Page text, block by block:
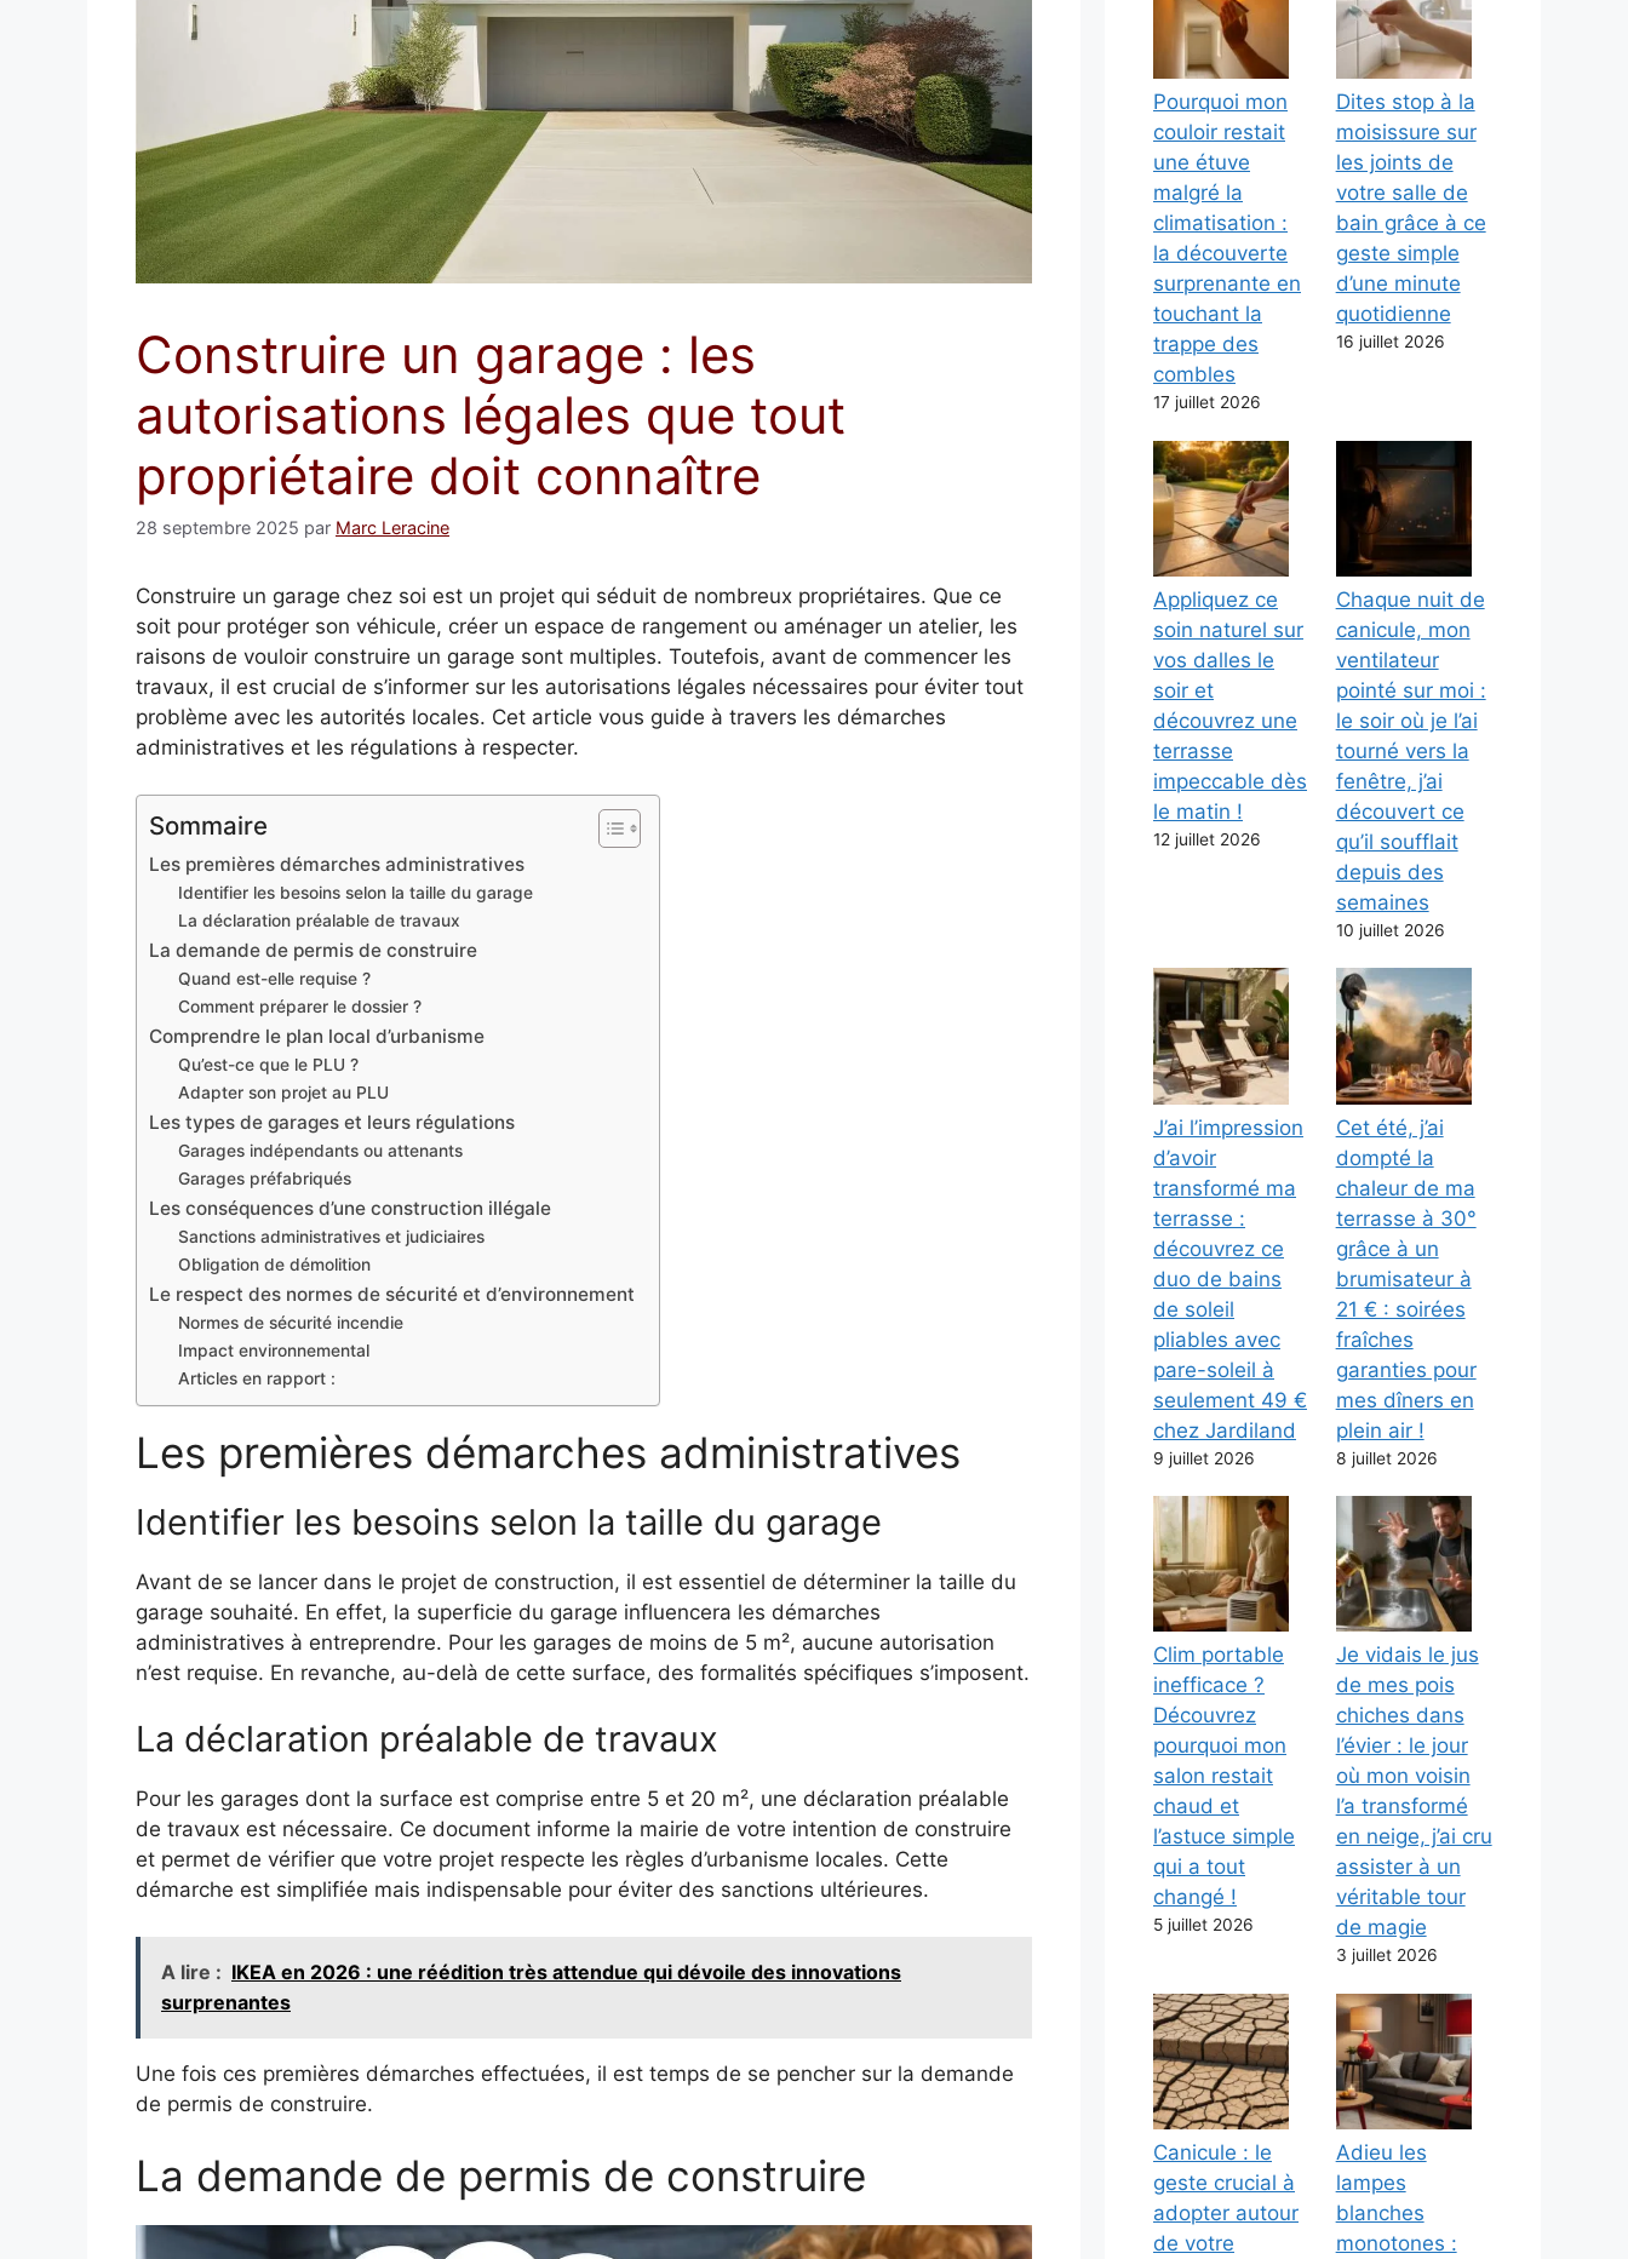
Construire un garage : les
autorisations légales que tout
propriétaire doit connaître
28 septembre 2025 par Marc Leracine
Construire un garage chez soi est un projet qui séduit de nombreux propriétaires. Que ce
soit pour protéger son véhicule, créer un espace de rangement ou aménager un atelier, les
raisons de vouloir construire un garage sont multiples. Toutefois, avant de commencer les
travaux, il est crucial de s’informer sur les autorisations légales nécessaires pour éviter tout
problème avec les autorités locales. Cet article vous guide à travers les démarches
administratives et les régulations à respecter.
Sommaire
Les premières démarches administratives
Identifier les besoins selon la taille du garage
La déclaration préalable de travaux
La demande de permis de construire
Quand est-elle requise ?
Comment préparer le dossier ?
Comprendre le plan local d’urbanisme
Qu’est-ce que le PLU ?
Adapter son projet au PLU
Les types de garages et leurs régulations
Garages indépendants ou attenants
Garages préfabriqués
Les conséquences d’une construction illégale
Sanctions administratives et judiciaires
Obligation de démolition
Le respect des normes de sécurité et d’environnement
Normes de sécurité incendie
Impact environnemental
Articles en rapport :
Les premières démarches administratives
Identifier les besoins selon la taille du garage
Avant de se lancer dans le projet de construction, il est essentiel de déterminer la taille du
garage souhaité. En effet, la superficie du garage influencera les démarches
administratives à entreprendre. Pour les garages de moins de 5 m², aucune autorisation
n’est requise. En revanche, au-delà de cette surface, des formalités spécifiques s’imposent.
La déclaration préalable de travaux
Pour les garages dont la surface est comprise entre 5 et 20 m², une déclaration préalable
de travaux est nécessaire. Ce document informe la mairie de votre intention de construire
et permet de vérifier que votre projet respecte les règles d’urbanisme locales. Cette
démarche est simplifiée mais indispensable pour éviter des sanctions ultérieures.
A lire : IKEA en 2026 : une réédition très attendue qui dévoile des innovations
surprenantes
Une fois ces premières démarches effectuées, il est temps de se pencher sur la demande
de permis de construire.
La demande de permis de construire
Pourquoi mon
couloir restait
une étuve
malgré la
climatisation :
la découverte
surprenante en
touchant la
trappe des
combles
17 juillet 2026
Dites stop à la
moisissure sur
les joints de
votre salle de
bain grâce à ce
geste simple
d’une minute
quotidienne
16 juillet 2026
Appliquez ce
soin naturel sur
vos dalles le
soir et
découvrez une
terrasse
impeccable dès
le matin !
12 juillet 2026
Chaque nuit de
canicule, mon
ventilateur
pointé sur moi :
le soir où je l’ai
tourné vers la
fenêtre, j’ai
découvert ce
qu’il soufflait
depuis des
semaines
10 juillet 2026
J’ai l’impression
d’avoir
transformé ma
terrasse :
découvrez ce
duo de bains
de soleil
pliables avec
pare-soleil à
seulement 49 €
chez Jardiland
9 juillet 2026
Cet été, j’ai
dompté la
chaleur de ma
terrasse à 30°
grâce à un
brumisateur à
21 € : soirées
fraîches
garanties pour
mes dîners en
plein air !
8 juillet 2026
Clim portable
inefficace ?
Découvrez
pourquoi mon
salon restait
chaud et
l’astuce simple
qui a tout
changé !
5 juillet 2026
Je vidais le jus
de mes pois
chiches dans
l’évier : le jour
où mon voisin
l’a transformé
en neige, j’ai cru
assister à un
véritable tour
de magie
3 juillet 2026
Canicule : le
geste crucial à
adopter autour
de votre
Adieu les
lampes
blanches
monotones :